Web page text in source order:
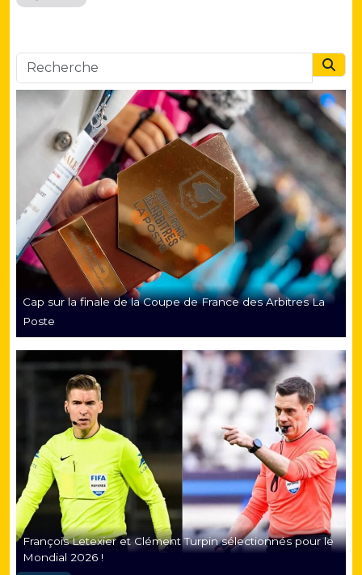
Cap sur la finale de la Coupe de France des Arbitres La
Poste
François Letexier et Clément Turpin sélectionnés pour le
Mondial 2026 !